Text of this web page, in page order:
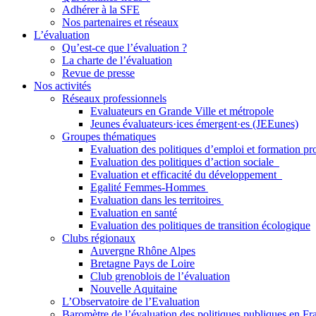
Adhérer à la SFE
Nos partenaires et réseaux
L’évaluation
Qu’est-ce que l’évaluation ?
La charte de l’évaluation
Revue de presse
Nos activités
Réseaux professionnels
Evaluateurs en Grande Ville et métropole
Jeunes évaluateurs·ices émergent·es (JEEunes)
Groupes thématiques
Evaluation des politiques d’emploi et formation
Evaluation des politiques d’action sociale
Evaluation et efficacité du développement
Egalité Femmes-Hommes
Evaluation dans les territoires
Evaluation en santé
Evaluation des politiques de transition écologique
Clubs régionaux
Auvergne Rhône Alpes
Bretagne Pays de Loire
Club grenoblois de l’évaluation
Nouvelle Aquitaine
L’Observatoire de l’Evaluation